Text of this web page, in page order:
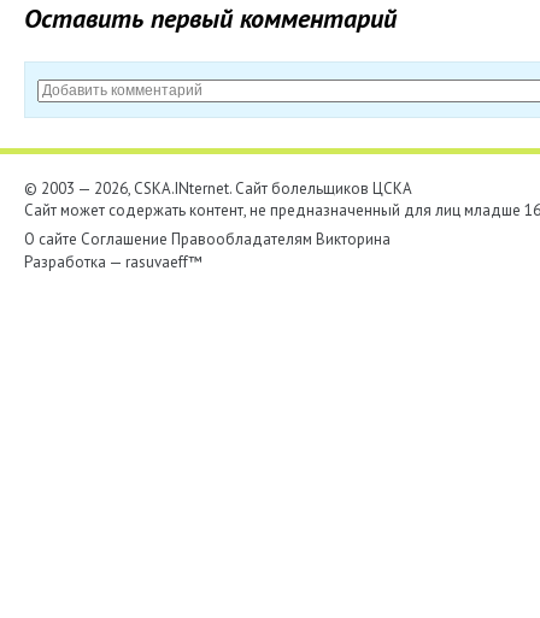
Оставить первый комментарий
© 2003 — 2026, CSKA.INternet. Cайт болельщиков ЦСКА
Сайт может содержать контент, не предназначенный для лиц младше
О сайте Соглашение Правообладателям Викторина
Разработка — rasuvaeff™